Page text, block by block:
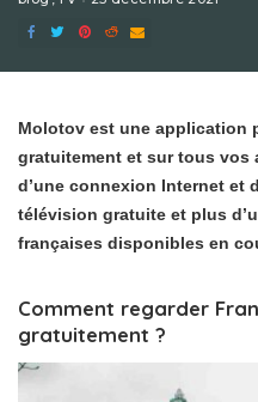
Molotov est une application
gratuitement et sur tous
d’une connexion Internet et
télévision gratuite et plus
françaises disponibles en
Comment regarder
gratuitement ?